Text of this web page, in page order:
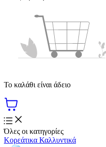
Το καλάθι είναι άδειο
Όλες οι κατηγορίες
Κορεάτικα Καλλυντικά